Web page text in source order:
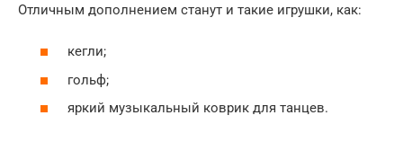
Отличным дополнением станут и такие игрушки, как:
кегли;
гольф;
яркий музыкальный коврик для танцев.